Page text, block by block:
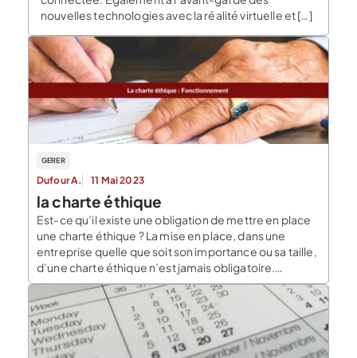
nouvelles technologies avec la réalité virtuelle et […]
GERER
Dufour A. 11 Mai 2023
la charte éthique
Est-ce qu’il existe une obligation de mettre en place
une charte éthique ? La mise en place, dans une
entreprise quelle que soit son importance ou sa taille,
d’une charte éthique n’est jamais obligatoire.
Toutefois, il peut toujours être intéressant de se
pencher sur le sujet. Les grandes entreprises vont
souvent mettre en place une charte […]